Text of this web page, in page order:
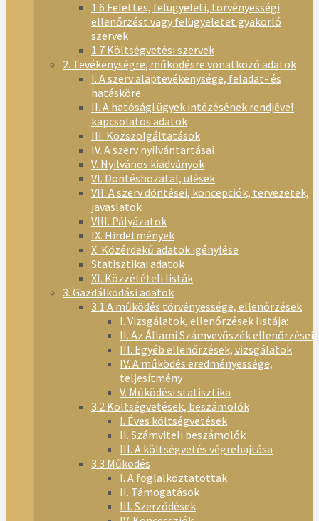
1.6 Felettes, felügyeleti, törvényességi
ellenőrzést vagy felügyeletet gyakorló
szervek
1.7 Költségvetési szervek
2. Tevékenységre, működésre vonatkozó adatok
I. A szerv alaptevékenysége, feladat- és
hatásköre
II. A hatósági ügyek intézésének rendjével
kapcsolatos adatok
III. Közszolgáltatások
IV. A szerv nyilvántartásai
V. Nyilvános kiadványok
VI. Döntéshozatal, ülések
VII. A szerv döntései, koncepciók, tervezetek,
javaslatok
VIII. Pályázatok
IX. Hirdetmények
X. Közérdekű adatok igénylése
Statisztikai adatok
XI. Közzétételi listák
3. Gazdálkodási adatok
3.1 A működés törvényessége, ellenőrzések
I. Vizsgálatok, ellenőrzések listája:
II. Az Állami Számvevőszék ellenőrzései
III. Egyéb ellenőrzések, vizsgálatok
IV. A működés eredményessége,
teljesítmény
V. Működési statisztika
3.2 Költségvetések, beszámolók
I. Éves költségvetések
II. Számviteli beszámolók
III. A költségvetés végrehajtása
3.3 Működés
I. A foglalkoztatottak
II. Támogatások
III. Szerződések